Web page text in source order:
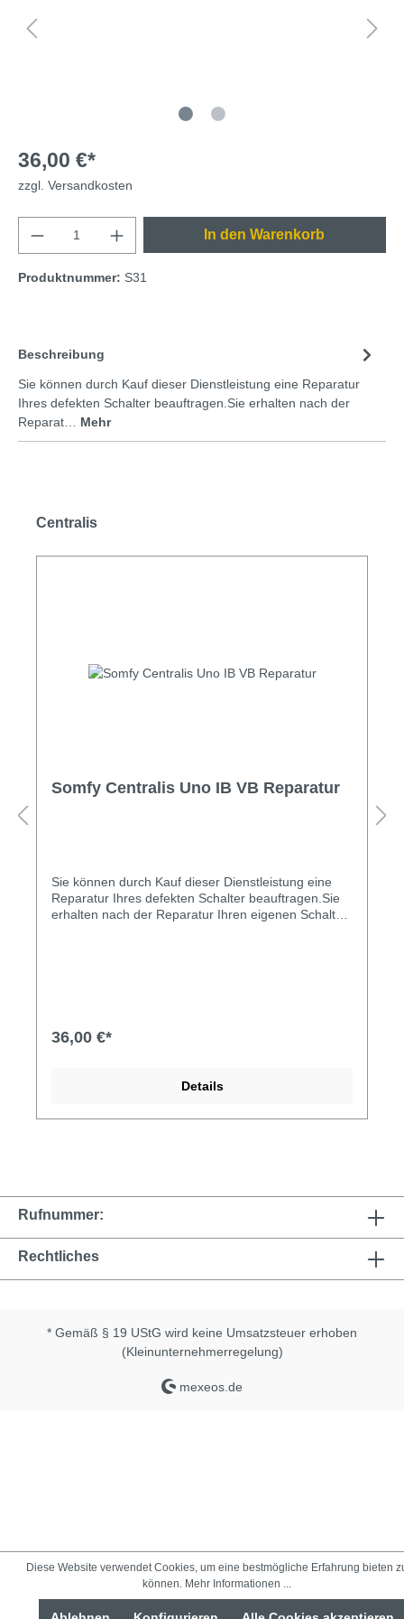
36,00 €*
zzgl. Versandkosten
In den Warenkorb
Produktnummer: S31
Beschreibung
Sie können durch Kauf dieser Dienstleistung eine Reparatur
Ihres defekten Schalter beauftragen.Sie erhalten nach der
Reparat… Mehr
Centralis
Somfy Centralis Uno IB VB Reparatur
Sie können durch Kauf dieser Dienstleistung eine
Reparatur Ihres defekten Schalter beauftragen.Sie
erhalten nach der Reparatur Ihren eigenen Schalter
36,00 €*
Details
Rufnummer:
Rechtliches
* Gemäß § 19 UStG wird keine Umsatzsteuer erhoben
(Kleinunternehmerregelung)
mexeos.de
Diese Website verwendet Cookies, um eine bestmögliche Erfahrung bieten
können. Mehr Informationen ...